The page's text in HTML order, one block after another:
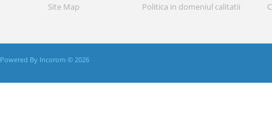
Site Map
Politica in domeniul calitatii
Powered By Incorom © 2026